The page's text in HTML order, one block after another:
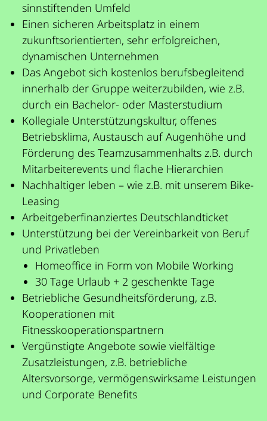
sinnstiftenden Umfeld
Einen sicheren Arbeitsplatz in einem
zukunftsorientierten, sehr erfolgreichen,
dynamischen Unternehmen
Das Angebot sich kostenlos berufsbegleitend
innerhalb der Gruppe weiterzubilden, wie z.B.
durch ein Bachelor- oder Masterstudium
Kollegiale Unterstützungskultur, offenes
Betriebsklima, Austausch auf Augenhöhe und
Förderung des Teamzusammenhalts z.B. durch
Mitarbeiterevents und flache Hierarchien
Nachhaltiger leben – wie z.B. mit unserem Bike-
Leasing
Arbeitgeberfinanziertes Deutschlandticket
Unterstützung bei der Vereinbarkeit von Beruf
und Privatleben
Homeoffice in Form von Mobile Working
30 Tage Urlaub + 2 geschenkte Tage
Betriebliche Gesundheitsförderung, z.B.
Kooperationen mit
Fitnesskooperationspartnern
Vergünstigte Angebote sowie vielfältige
Zusatzleistungen, z.B. betriebliche
Altersvorsorge, vermögenswirksame Leistungen
und Corporate Benefits